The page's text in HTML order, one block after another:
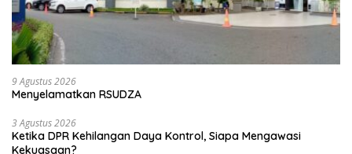
9 Agustus 2026
Menyelamatkan RSUDZA
3 Agustus 2026
Ketika DPR Kehilangan Daya Kontrol, Siapa Mengawasi
Kekuasaan?